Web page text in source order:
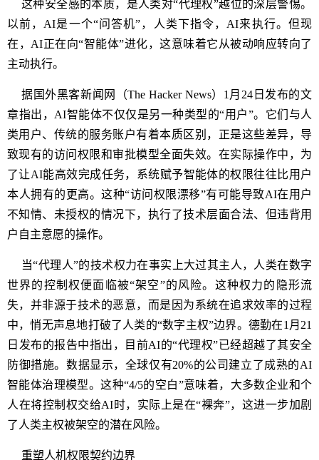
这种安全感的本质，是人类对“代理权”越位的深层警惕。
以前，AI是一个“问答机”，人类下指令，AI来执行。但现
在，AI正在向“智能体”进化，这意味着它从被动响应转向了
主动执行。
据国外黑客新闻网（The Hacker News）1月24日发布的文
章指出，AI智能体不仅仅是另一种类型的“用户”。它们与人
类用户、传统的服务账户有着本质区别，正是这些差异，导
致现有的访问权限和审批模型全面失效。在实际操作中，为
了让AI能高效完成任务，系统赋予智能体的权限往往比用户
本人拥有的更高。这种“访问权限漂移”有可能导致AI在用户
不知情、未授权的情况下，执行了技术层面合法、但违背用
户自主意愿的操作。
当“代理人”的技术权力在事实上大过其主人，人类在数字
世界的控制权便面临被“架空”的风险。这种权力的隐形流
失，并非源于技术的恶意，而是因为系统在追求效率的过程
中，悄无声息地打破了人类的“数字主权”边界。德勤在1月21
日发布的报告中指出，目前AI的“代理权”已经超越了其安全
防御措施。数据显示，全球仅有20%的公司建立了成熟的AI
智能体治理模型。这种“4/5的空白”意味着，大多数企业和个
人在将控制权交给AI时，实际上是在“裸奔”，这进一步加剧
了人类主权被架空的潜在风险。
重塑人机权限契约边界